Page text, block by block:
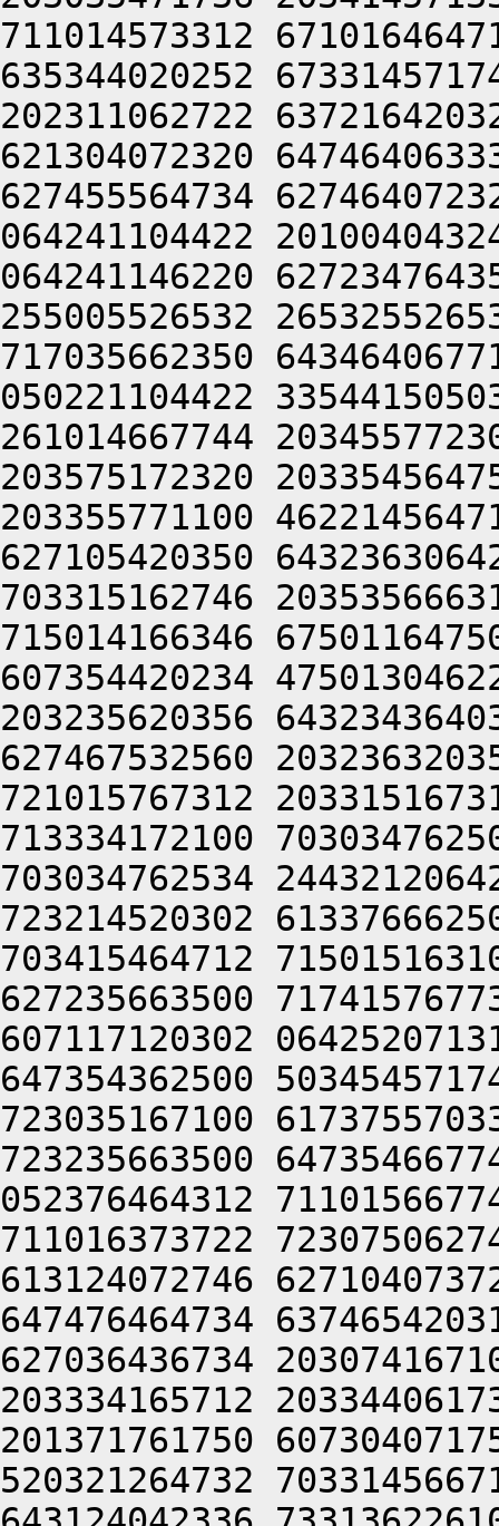
711014573312
635344020252
202311062722
621304072320
627455564734
064241104422
064241146220
255005526532
717035662350
050221104422
261014667744
203575172320
203355771100
627105420350
703315162746
715014166346
607354420234
203235620356
627467532560
721015767312
713334172100
703034762534
723214520302
703415464712
627235663500
607117120302
647354362500
723035167100
723235663500
052376464312
711016373722
613124072746
647476464734
627036436734
203334165712
201371761750
520321264732